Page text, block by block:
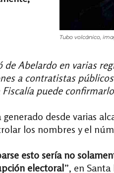
Tubo volcánico,
Abelardo en varias
a contratistas
puede
desde varias
los nombres y el
esto sería no
electoral”, en